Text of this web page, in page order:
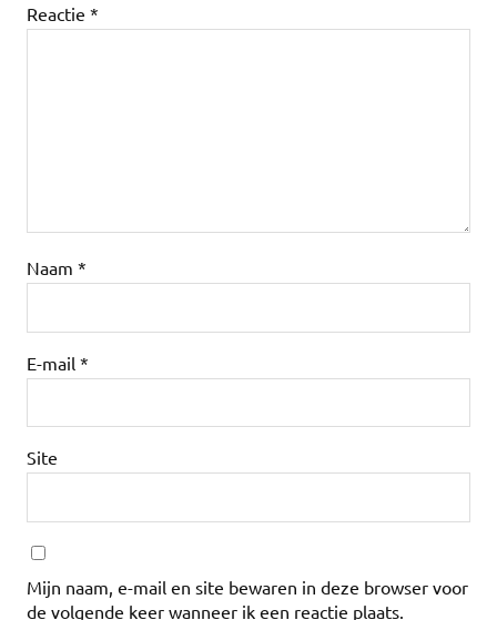
Reactie *
Naam *
E-mail *
Site
Mijn naam, e-mail en site bewaren in deze browser voor
de volgende keer wanneer ik een reactie plaats.